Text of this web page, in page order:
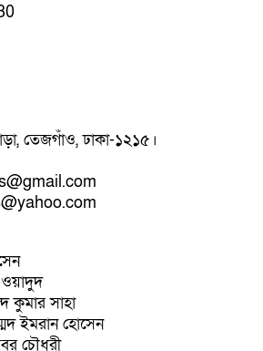
তেজগাঁও, ঢাকা-১২১৫।
কুমার সাহা
ইমরান হোসেন
চৌধুরী